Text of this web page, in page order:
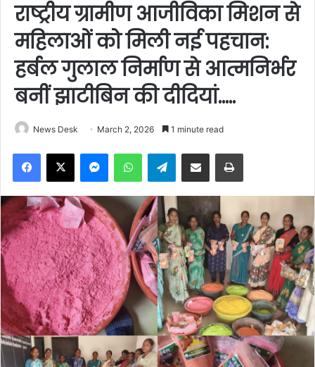
राष्ट्रीय ग्रामीण आजीविका मिशन से
महिलाओं को मिली नई पहचान:
हर्बल गुलाल निर्माण से आत्मनिर्भर
बनीं झाटीबिन की दीदियां…..
News Desk March 2, 2026 1 minute read
Facebook
X MessengerWhatsAppTelegramShare via Email Print